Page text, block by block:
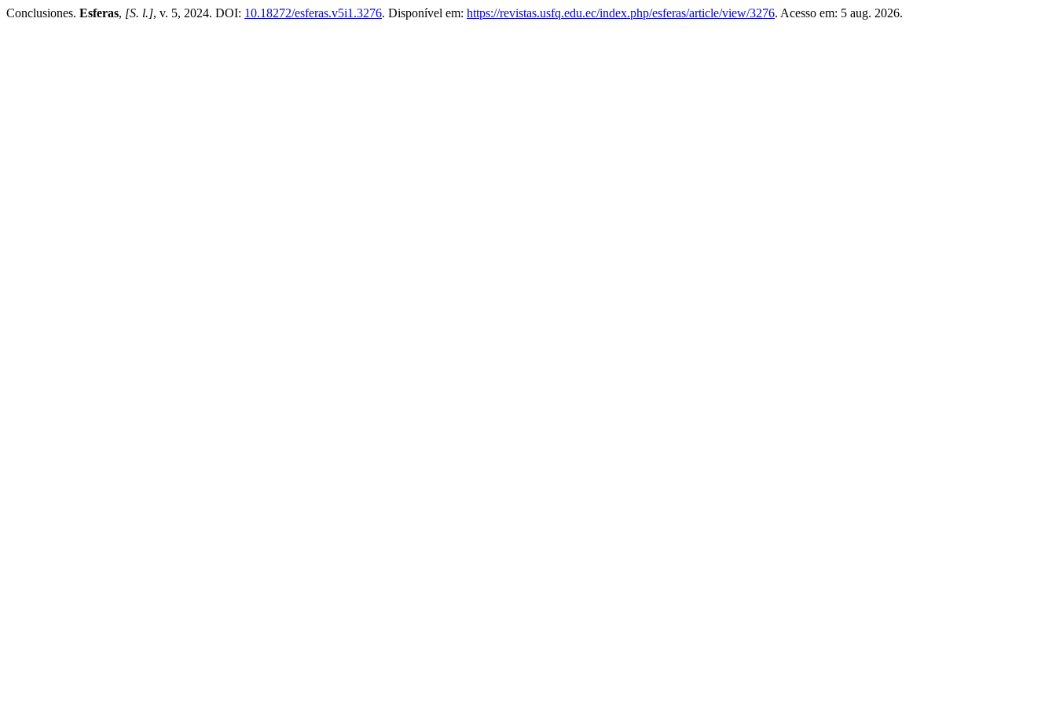
Conclusiones. Esferas, [S. l.], v. 5, 2024. DOI: 10.18272/esferas.v5i1.3276. Disponível em: https://revistas.usfq.edu.ec/index.php/esferas/article/view/3276. Acesso em: 5 aug. 2026.